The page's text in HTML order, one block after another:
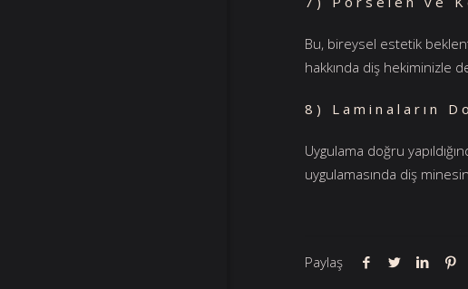
Bu, bireysel estetik
hakkında diş hekiminizle
8) Laminaların
Uygulama doğru
uygulamasında diş
Paylaş